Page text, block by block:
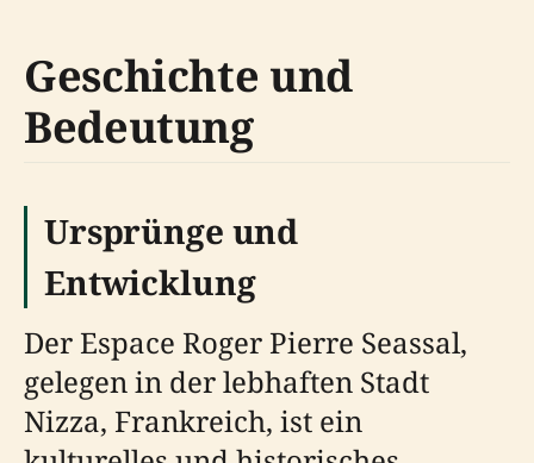
Geschichte und
Bedeutung
Ursprünge und
Entwicklung
Der Espace Roger Pierre Seassal,
gelegen in der lebhaften Stadt
Nizza, Frankreich, ist ein